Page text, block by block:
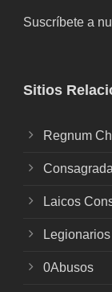
Suscríbete a
Sitios
Regnum
Laicos
0Abusos